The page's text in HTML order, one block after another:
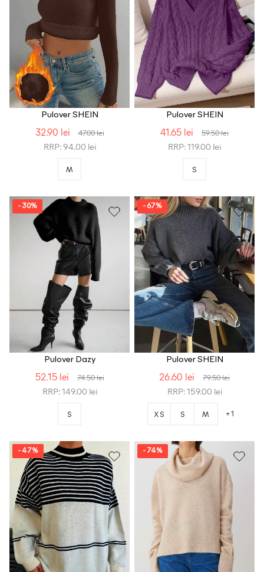
Pulover SHEIN
32.90 lei 47.00 lei
RRP: 94.00 lei
M
Pulover SHEIN
41.65 lei 59.50 lei
RRP: 119.00 lei
S
- 30%
Pulover Dazy
52.15 lei 74.50 lei
RRP: 149.00 lei
S
- 67%
Pulover SHEIN
26.60 lei 79.50 lei
RRP: 159.00 lei
XS S M +1
- 47% - 74%